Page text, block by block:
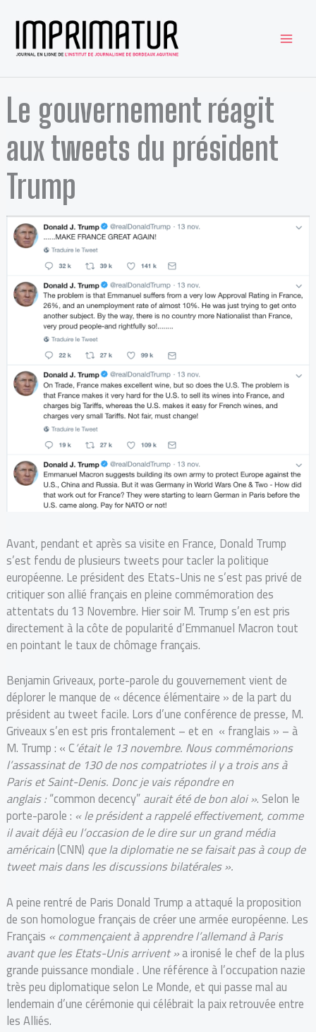
Le gouvernement réagit
aux tweets du président
Trump
Avant, pendant et après sa visite en France, Donald Trump
s’est fendu de plusieurs tweets pour tacler la politique
européenne. Le président des Etats-Unis ne s’est pas privé de
critiquer son allié français en pleine commémoration des
attentats du 13 Novembre. Hier soir M. Trump s’en est pris
directement à la côte de popularité d’Emmanuel Macron tout
en pointant le taux de chômage français.
Benjamin Griveaux, porte-parole du gouvernement vient de
déplorer le manque de « décence élémentaire » de la part du
président au tweet facile. Lors d’une conférence de presse, M.
Griveaux s’en est pris frontalement – et en « franglais » – à
M. Trump : « C’était le 13 novembre. Nous commémorions
l’assassinat de 130 de nos compatriotes il y a trois ans à
Paris et Saint-Denis. Donc je vais répondre en
anglais :“common decency”aurait été de bon aloi ». Selon le
porte-parole : « le présidenta rappelé effectivement, comme
il avait déjà eu l’occasion de le dire sur un grand média
américain(CNN) que la diplomatie ne se faisait pas à coup de
tweet mais dans les discussions bilatérales ».
A peine rentré de Paris Donald Trump a attaqué la proposition
de son homologue français de créer une armée européenne. Les
Français « commençaient à apprendre l’allemand à Paris
avant que les Etats-Unis arrivent »a ironisé le chef de la plus
grande puissance mondiale . Une référence à l’occupation nazie
très peu diplomatique selon Le Monde, et qui passe mal au
lendemain d’une cérémonie qui célébrait la paix retrouvée entre
les Alliés.